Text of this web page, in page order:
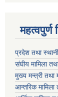
प्रदेश तथा
संघीय मामिला
मुख्य मन्त्री तथा
आन्तरिक